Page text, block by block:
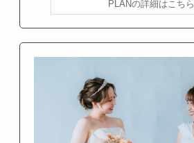
PLANの詳細はこちら